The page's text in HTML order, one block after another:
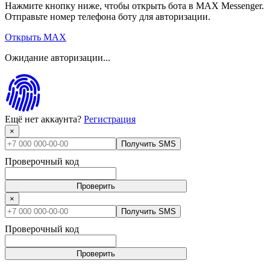
Нажмите кнопку ниже, чтобы открыть бота в MAX Messenger.
Отправьте номер телефона боту для авторизации.
Открыть MAX
Ожидание авторизации...
Ещё нет аккаунта? Регистрация
×
Получить SMS
Проверочный код
Проверить
×
Получить SMS
Проверочный код
Проверить